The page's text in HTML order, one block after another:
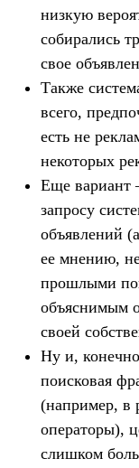
низкую
собирались
свое
Также
всего,
есть не
некоторых
Еще вариант
запросу
объявлений
ее мнению,
прошлыми
объяснимым
своей
Ну и,
поисковая
(например, в
операторы),
слишком